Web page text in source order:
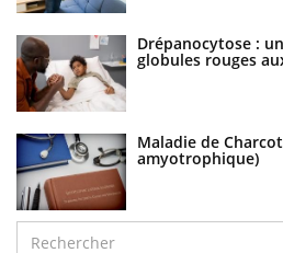
Drépanocytose :
globules rouges
Maladie de
amyotrophique)